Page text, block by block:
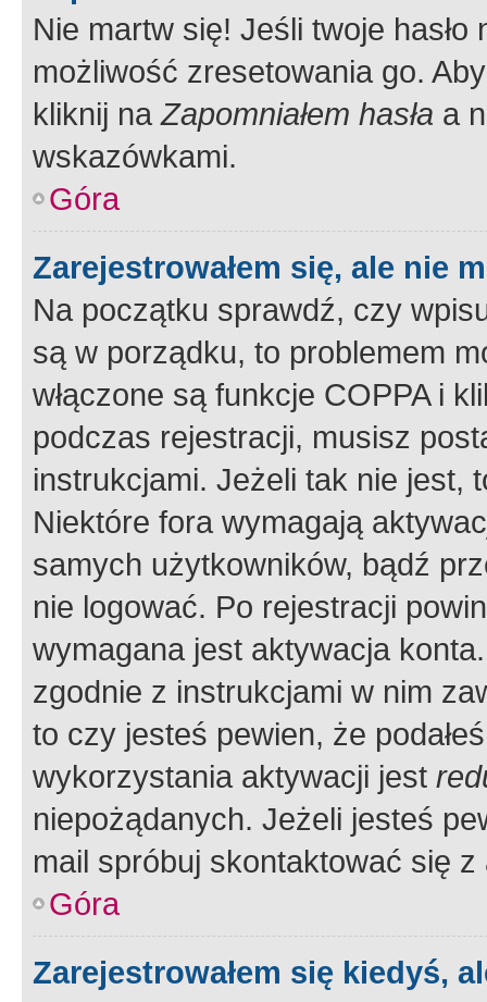
Nie martw się! Jeśli twoje
możliwość zresetowania go.
kliknij naZapomniałem hasła a
wskazówkami.
Góra
Zarejestrowałem się, ale nie
Na początku sprawdź, czy
są w porządku, to problemem
włączone są funkcje COPPA i
podczas rejestracji, musisz
instrukcjami. Jeżeli tak nie jest,
Niektóre fora wymagają
samych użytkowników, bądź
nie logować. Po rejestracji
wymagana jest aktywacja
zgodnie z instrukcjami w nim
to czy jesteś pewien, że
wykorzystania aktywacji jest
niepożądanych. Jeżeli jesteś
mail spróbuj skontaktować się
Góra
Zarejestrowałem się kiedyś,